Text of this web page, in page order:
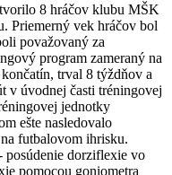
8 hráčov klubu MŠK
Priemerný vek hráčov bol
považovaný za
program zameraný na
trval 8 týždňov a
v úvodnej časti tréningovej
jednotky
ešte nasledovalo
futbalovom ihrisku.
posúdenie dorziflexie vo
pomocou goniometra